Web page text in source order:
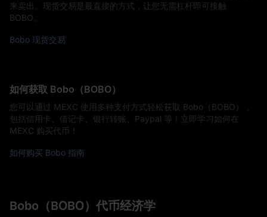
来卖出。现货交易是最直接的方式，让您无需杠杆即可接触
BOBO。
Bobo 现货交易
如何获取 Bobo（BOBO）
您可以通过 MEXC 使用多种支付方式轻松获取 Bobo（BOBO），
包括信用卡、借记卡、银行转账、Paypal 等！立即学习如何在
MEXC 购买代币！
如何购买 Bobo 指南
Bobo（BOBO）代币经济学